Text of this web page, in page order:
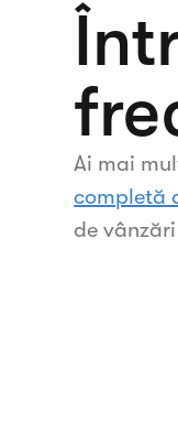
Ai mai
completă
de